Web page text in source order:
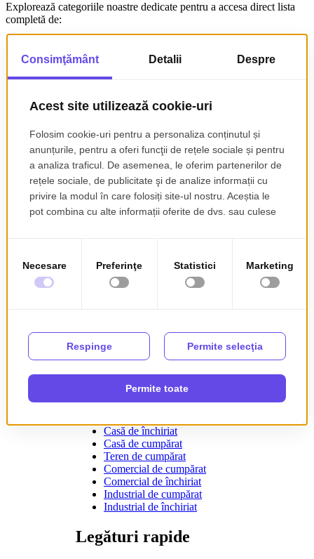
Explorează categoriile noastre dedicate pentru a accesa direct lista
completă de:
●Terenuri de vânzare
Apartamente de închiriat
●Spații comerciale de închiriat
comision,oferte cuplată în rate fără dobândăsauterenuri
intravilane cu utilități
în zone în dezvoltare.
Romencos îți pune la dispoziție o
platformă comparativă pentru
posibilitatea de a cumpăra spațiile
imobiliare respective.
office@romencosarges.ro
0744812555
Căutări populare
Apartament de închiriat
Casă de închiriat
Casă de cumpărat
Teren de cumpărat
Comercial de cumpărat
Comercial de închiriat
Industrial de cumpărat
Industrial de închiriat
Legături rapide